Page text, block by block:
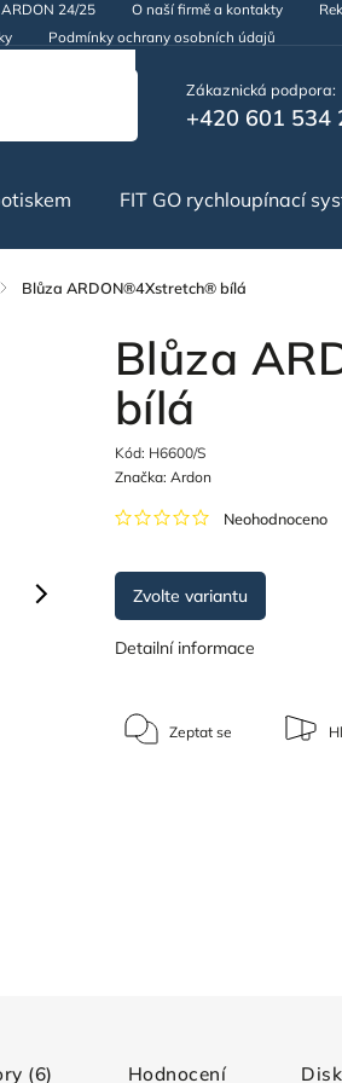
24/25 O naší firmě a kontakty
Podmínky ochrany osobních údajů
Zákaznická podpora:
+420 601 534
FIT GO rychloupínací
/ Blůza ARDON®4Xstretch® bílá
Blůza
bílá
Kód: H6600/S
Neohodnoceno
Značka: Ardon
Zvolte variantu
Detailní informace
Zeptat se
(6) Hodnocení